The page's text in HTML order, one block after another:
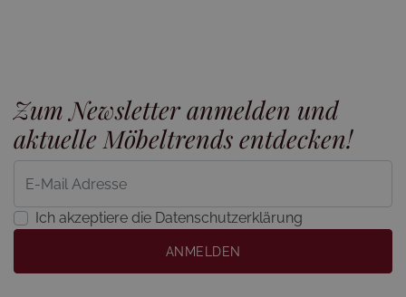
Zum Newsletter anmelden und
aktuelle Möbeltrends entdecken!
Ich akzeptiere die Datenschutzerklärung
ANMELDEN